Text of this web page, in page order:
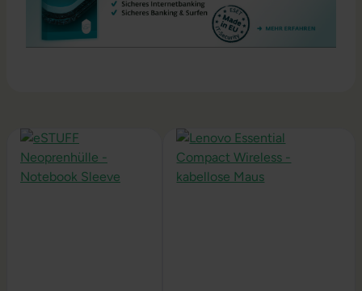
Produktgalerie überspringen